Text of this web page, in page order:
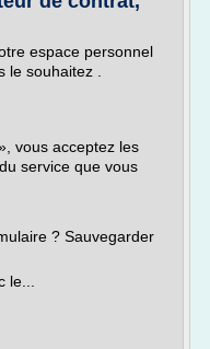
espace personnel
souhaitez .
vous acceptez les
service que vous
? Sauvegarder